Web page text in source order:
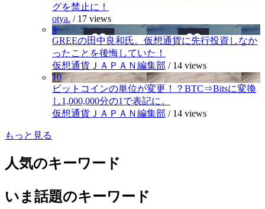
グを禁止に！
otya. / 17 views
9
GREEの田中良和氏。仮想通貨に先行投資しなか
ったことを後悔していた！
仮想通貨ＪＡＰＡＮ編集部 / 14 views
10
ビットコインの単位が変更！？BTC⇒Bitsに変換
し1,000,000分の1で表記に。
仮想通貨ＪＡＰＡＮ編集部 / 14 views
もっと見る
人気のキーワード
いま話題のキーワード